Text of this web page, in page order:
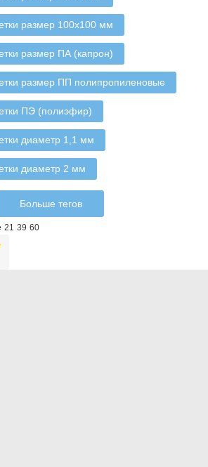
размер 100х100 мм
размер ПА (капрон)
размер ПП полипропиленовые
ПЭ (полиэфир)
диаметр 1,1 мм
диаметр 2 мм
Больше тегов
21 39 60